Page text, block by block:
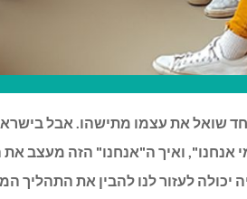
שואל את עצמו מתישהו. אבל
אנחנו", ואיך ה"אנחנו" הזה מעצב
יכולה לעזור לנו להבין את התהליך